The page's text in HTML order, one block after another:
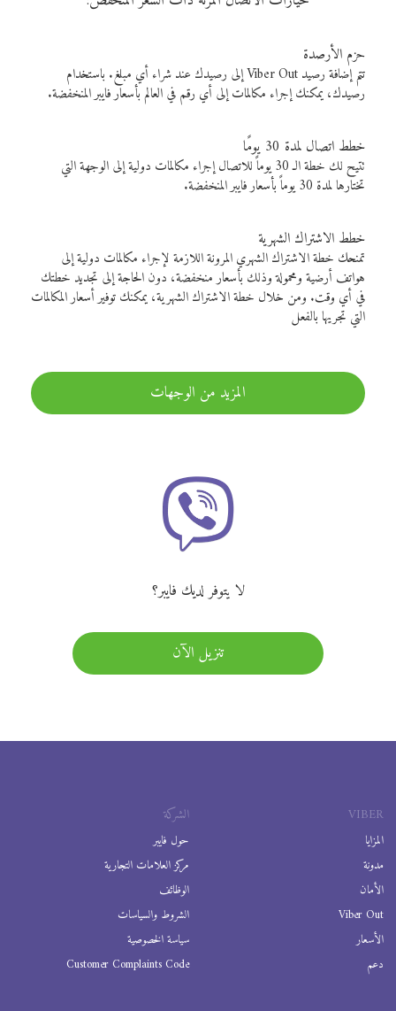
حزم الأرصدة
تتم إضافة رصيد Viber Out إلى رصيدك عند شراء أي مبلغ. باستخدام
رصيدك، يمكنك إجراء مكالمات إلى أي رقم في العالم بأسعار فايبر المنخفضة.
خطط اتصال لمدة 30 يومًا
تتيح لك خطة الـ 30 يوماً للاتصال إجراء مكالمات دولية إلى الوجهة التي
تختارها لمدة 30 يوماً بأسعار فايبر المنخفضة.
خطط الاشتراك الشهرية
تمنحك خطة الاشتراك الشهري المرونة اللازمة لإجراء مكالمات دولية إلى
هواتف أرضية ومحمولة وذلك بأسعار منخفضة، دون الحاجة إلى تجديد خطتك
في أي وقت. ومن خلال خطة الاشتراك الشهرية، يمكنك توفير أسعار المكالمات
التي تجريها بالفعل
المزيد من الوجهات
لا يتوفر لديك فايبر؟
تنزيل الآن
VIBER
المزايا
مدونة
الأمان
Viber Out
الأسعار
دعم
الشركة
حول فايبر
مركز العلامات التجارية
الوظائف
الشروط والسياسات
سياسة الخصوصية
Customer Complaints Code